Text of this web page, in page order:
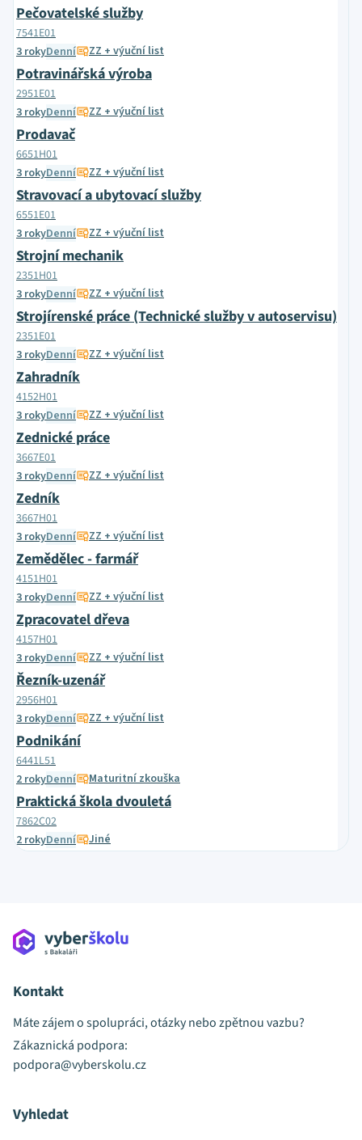
Pečovatelské služby
7541E01
3 rokyDenní ZZ + výuční list
Potravinářská výroba
2951E01
3 rokyDenní ZZ + výuční list
Prodavač
6651H01
3 rokyDenní ZZ + výuční list
Stravovací a ubytovací služby
6551E01
3 rokyDenní ZZ + výuční list
Strojní mechanik
2351H01
3 rokyDenní ZZ + výuční list
Strojírenské práce (Technické služby v autoservisu)
2351E01
3 rokyDenní ZZ + výuční list
Zahradník
4152H01
3 rokyDenní ZZ + výuční list
Zednické práce
3667E01
3 rokyDenní ZZ + výuční list
Zedník
3667H01
3 rokyDenní ZZ + výuční list
Zemědělec - farmář
4151H01
3 rokyDenní ZZ + výuční list
Zpracovatel dřeva
4157H01
3 rokyDenní ZZ + výuční list
Řezník-uzenář
2956H01
3 rokyDenní ZZ + výuční list
Podnikání
6441L51
2 rokyDenní Maturitní zkouška
Praktická škola dvouletá
7862C02
2 rokyDenní Jiné
Kontakt
Máte zájem o spolupráci, otázky nebo zpětnou vazbu?
Zákaznická podpora:
podpora@vyberskolu.cz
Vyhledat